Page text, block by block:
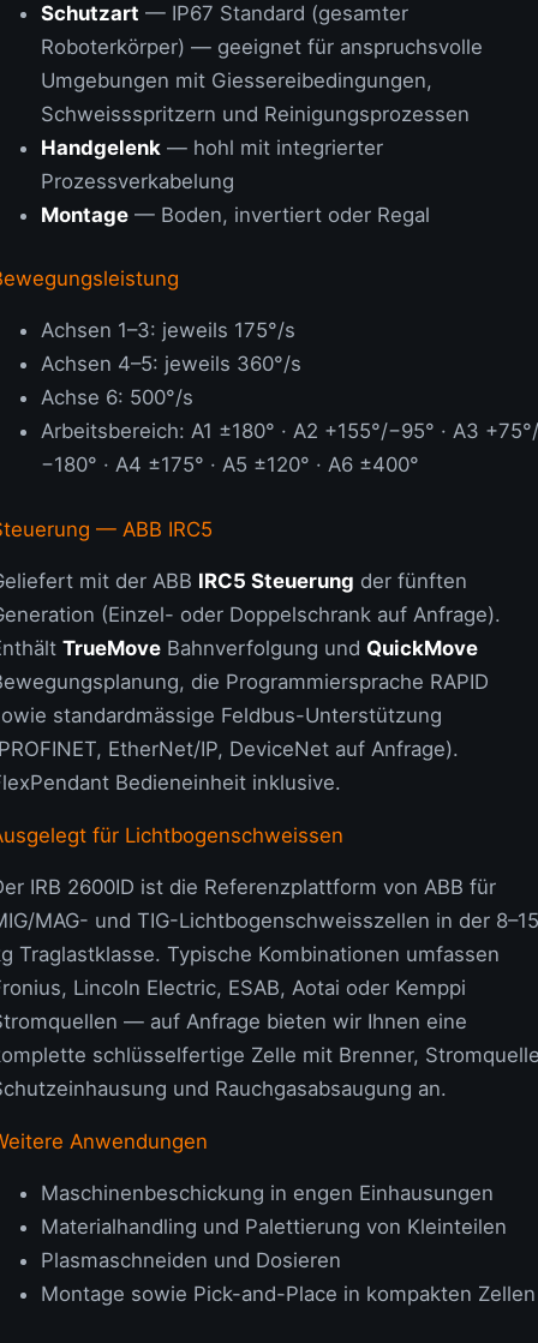
Schutzart — IP67 Standard (gesamter
Roboterkörper) — geeignet für anspruchsvolle
Umgebungen mit Giessereibedingungen,
Schweissspritzern und Reinigungsprozessen
Handgelenk — hohl mit integrierter
Prozessverkabelung
Montage — Boden, invertiert oder Regal
Achsen 1–3: jeweils 175°/s
Achsen 4–5: jeweils 360°/s
Achse 6: 500°/s
Arbeitsbereich: A1 ±180° · A2 +155°/−95° · A3 +75°/
−180° · A4 ±175° · A5 ±120° · A6 ±400°
— ABB IRC5
mit der ABB IRC5 Steuerung der fünften
(Einzel- oder Doppelschrank auf Anfrage).
TrueMove Bahnverfolgung und QuickMove
die Programmiersprache RAPID
standardmässige Feldbus-Unterstützung
EtherNet/IP, DeviceNet auf Anfrage).
Bedieneinheit inklusive.
für Lichtbogenschweissen
IRB 2600ID ist die Referenzplattform von ABB für
MAG- und TIG-Lichtbogenschweisszellen in der 8–15
Traglastklasse. Typische Kombinationen umfassen
Lincoln Electric, ESAB, Aotai oder Kemppi
— auf Anfrage bieten wir Ihnen eine
schlüsselfertige Zelle mit Brenner,
und Rauchgasabsaugung an.
Anwendungen
Maschinenbeschickung in engen Einhausungen
Materialhandling und Palettierung von Kleinteilen
Plasmaschneiden und Dosieren
Montage sowie Pick-and-Place in kompakten Zellen